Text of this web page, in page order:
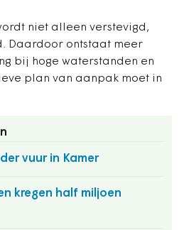
niet alleen verstevigd,
Daardoor ontstaat meer
bij hoge waterstanden en
plan van aanpak moet in
vuur in Kamer
kregen half miljoen